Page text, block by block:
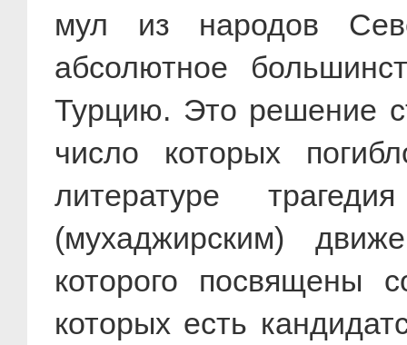
мул из народов
абсолютное
Турцию. Это решение
число которых
литературе
(мухаджирским)
которого посвящены
которых есть